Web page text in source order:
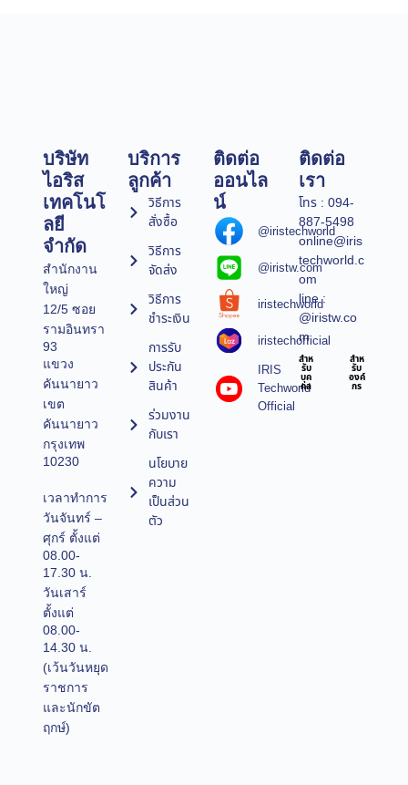
บริษัท
ไอริส
เทคโนโ
ลยี
จำกัด
สำนักงาน
ใหญ่
12/5 ซอย
รามอินทรา
93
แขวง
คันนายาว
เขต
คันนายาว
กรุงเทพ
10230
เวลาทำการ
วันจันทร์ –
ศุกร์ ตั้งแต่
08.00-
17.30 น.
วันเสาร์
ตั้งแต่
08.00-
14.30 น.
(เว้นวันหยุด
ราชการ
และนักขัต
ฤกษ์)
บริการ
ลูกค้า
วิธีการ
สั่งซื้อ
วิธีการ
จัดส่ง
วิธีการ
ชำระเงิน
การรับ
ประกัน
สินค้า
ร่วมงาน
กับเรา
นโยบาย
ความ
เป็นส่วน
ตัว
ติดต่อ
ออนไล
น์
@iristechworld
@iristw.com
iristechworld
iristechofficial
IRIS
Techworld
Official
ติดต่อ
เรา
โทร : 094-
887-5498
online@iris
techworld.c
om
line :
@iristw.co
m
สำห
รับ
บุค
คล
สำห
รับ
องค์
กร